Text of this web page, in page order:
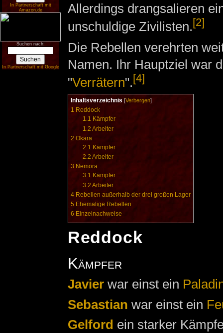
In Partnerschaft mit
Amazon.de
Suchen nach:
In Partnerschaft mit Google
Allerdings drangsalieren
unschuldige Zivilisten.[2]
Die Rebellen verehrten
Namen. Ihr Hauptziel war
"Verrätern".[4]
Inhaltsverzeichnis [Verbergen]
1 Reddock
1.1 Kämpfer
1.2 Arbeiter
2 Okara
2.1 Kämpfer
2.2 Arbeiter
3 Nemora
3.1 Kämpfer
3.2 Arbeiter
4 Rebellen außerhalb der drei großen Lager
5 Ehemalige Rebellen
6 Einzelnachweise
Reddock
Kämpfer
Javierwar einst ein
Sebastian war einst ein
Gelford ein starker